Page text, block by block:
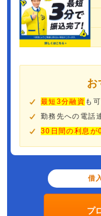
お
最短3分融資 も可
勤務先への電話
30日間の利息が
借
プ